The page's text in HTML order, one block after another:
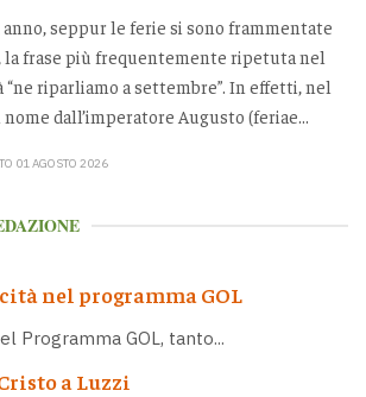
seppur le ferie si sono frammentate
la frase più frequentemente ripetuta nel
“ne riparliamo a settembre”. In effetti, nel
dall’imperatore Augusto (feriae...
01 AGOSTO 2026
nel programma GOL
Programma GOL, tanto...
a Luzzi